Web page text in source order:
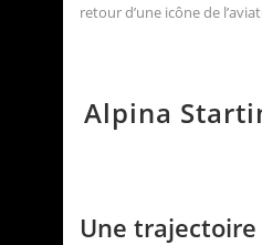
retour d’une icône de
Alpina
Une